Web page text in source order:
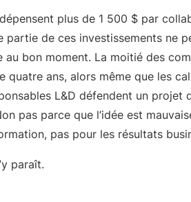
plus de 1 500 $ par
partie de ces investissements ne
bon moment. La moitié des
quatre ans, alors même que les
L&D défendent un projet
pas parce que l’idée est
pas pour les résultats
paraît.